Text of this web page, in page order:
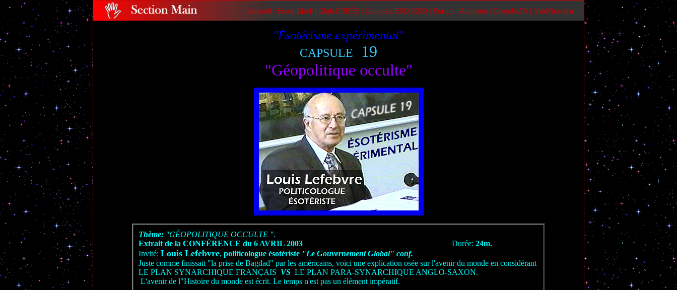
Accueil | École Djédi | Club CRÉÉE | Congres ESO 2020 | Forum | Archives | OrandiaTV | VidéOrandia
"Ésotérisme expérimental"
CAPSULE
19
"Géopolitique occulte"
Thème: "GÉOPOLITIQUE OCCULTE ".
Extrait de la CONFÉRENCE du 6 AVRIL 2003 Durée: 24m.
Invité: Louis Lefebvre, politicologue ésotériste "Le Gouvernement Global" conf.
Juste comme finissait "la prise de Bagdad" par les américains, voici une explication osée sur l'avenir du monde en considérant
LE PLAN SYNARCHIQUE FRANÇAIS VS LE PLAN PARA-SYNARCHIQUE ANGLO-SAXON.
L'avenir de l"Histoire du monde est écrit. Le temps n'est pas un élément impératif.